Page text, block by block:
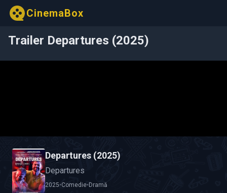
CinemaBox
Trailer Departures (2025)
Departures (2025)
Departures
2025•Comedie• Dramă